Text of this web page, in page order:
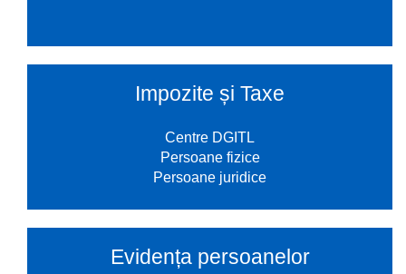
Impozite și Taxe
Centre DGITL
Persoane fizice
Persoane juridice
Evidența persoanelor